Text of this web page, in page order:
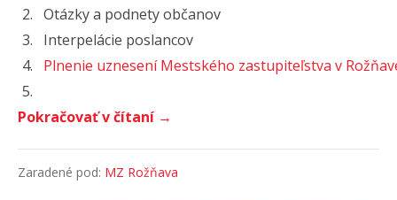
2. Otázky a podnety občanov
3.
Interpelácie poslancov
4.
Plnenie uznesení Mestského zastupiteľstva v
5.
Pokračovať v čítaní →
Zaradené pod: MZ Rožňava